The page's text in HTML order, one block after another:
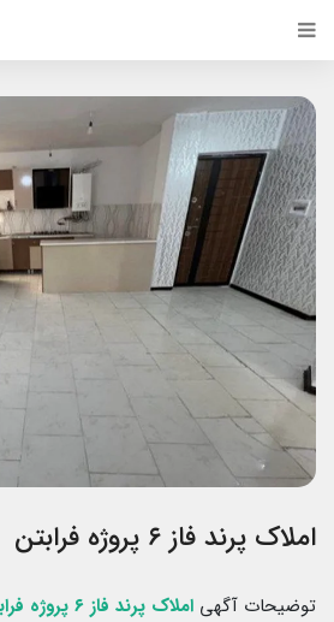
املاک پرند فاز ۶ پروژه فرابتن
توضیحات آگهی املاک پرند فاز ۶ پروژه فرابتن